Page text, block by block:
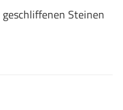
Steinen